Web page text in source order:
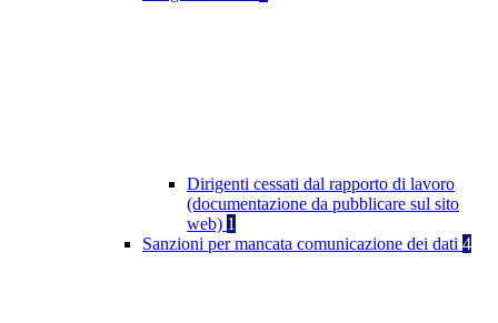
Dirigenti cessati dal rapporto di lavoro
(documentazione da pubblicare sul sito
web) 1
Sanzioni per mancata comunicazione dei dati 4